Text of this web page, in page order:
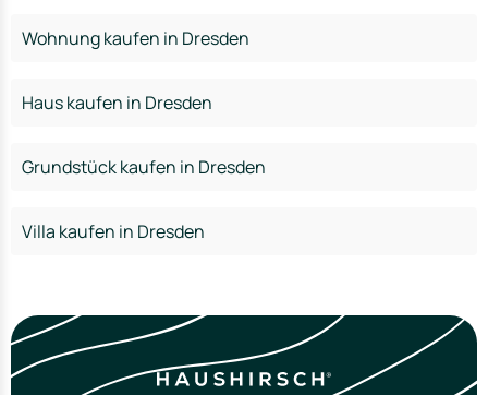
Wohnung kaufen in Dresden
Haus kaufen in Dresden
Grundstück kaufen in Dresden
Villa kaufen in Dresden